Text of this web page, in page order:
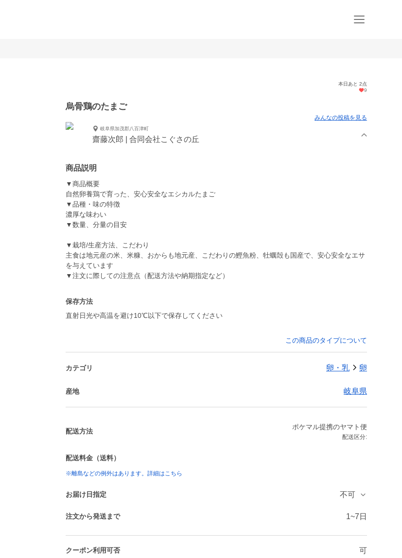
本日あと 2点
9
烏骨鶏のたまご
みんなの投稿を見る
岐阜県加茂郡八百津町
齋藤次郎 | 合同会社こぐさの丘
商品説明
▼商品概要
自然卵養鶏で育った、安心安全なエシカルたまご
▼品種・味の特徴
濃厚な味わい
▼数量、分量の目安
▼栽培/生産方法、こだわり
主食は地元産の米、米糠、おからも地元産、こだわりの鰹魚粉、牡蠣殻も国産で、安心安全なエサ
を与えています
▼注文に際しての注意点（配送方法や納期指定など）
保存方法
直射日光や高温を避け10℃以下で保存してください
この商品のタイプについて
カテゴリ 卵・乳 卵
産地 岐阜県
配送方法
ポケマル提携のヤマト便
配送区分:
配送料金（送料）
※離島などの例外はあります。詳細はこちら
お届け日指定 不可
注文から発送まで 1~7日
クーポン利用可否 可